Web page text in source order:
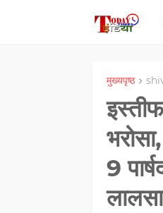
मुख्यपृष्ठ
9